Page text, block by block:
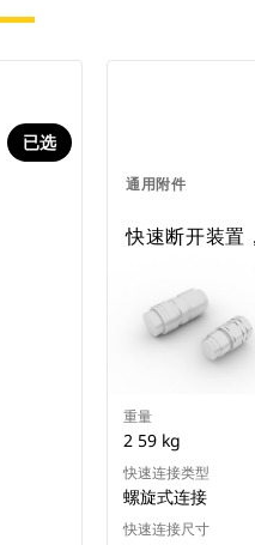
已选
通用附件
快速断开装置
重量
2 59 kg
快速连接类型
螺旋式连接
快速连接尺寸